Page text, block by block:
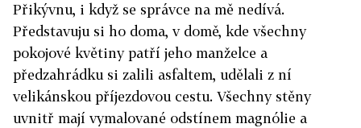
Přikývnu, i když se správce na mě nedívá.
Představuju si ho doma, v domě, kde všechny
pokojové květiny patří jeho manželce a
předzahrádku si zalili asfaltem, udělali z ní
velikánskou příjezdovou cestu. Všechny stěny
uvnitř mají vymalované odstínem magnólie a